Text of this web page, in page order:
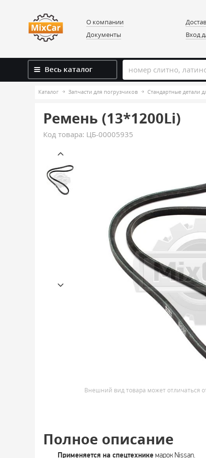
О компании
Документы
Вход
Весь каталог
Каталог Запчасти для погрузчиков Стандартные детали
Ремень (13*1200Li)
Код товара: ЦБ-00005935
Внешний вид товара может отличаться
Полное описание
Применяется на спецтехнике марок Nissan.